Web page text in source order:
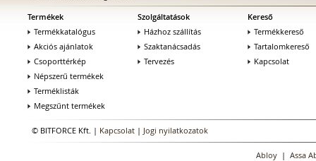
Termékek
Termékkatalógus
Akciós ajánlatok
Csoporttérkép
Népszerű termékek
Terméklisták
Megszűnt termékek
Szolgáltatások
Házhoz szállítás
Szaktanácsadás
Tervezés
Kereső
Termékkereső
Tartalomkereső
Kapcsolat
© BITFORCE Kft. | Kapcsolat | Jogi nyilatkozatok
Abloy| Assa